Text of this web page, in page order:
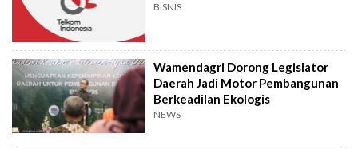
BISNIS
Wamendagri Dorong Legislator
Daerah Jadi Motor Pembangunan
Berkeadilan Ekologis
NEWS